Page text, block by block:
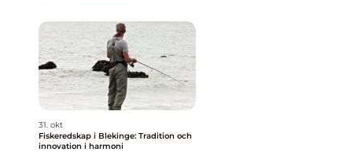
31. okt
Fiskeredskap i Blekinge: Tradition och
innovation i harmoni